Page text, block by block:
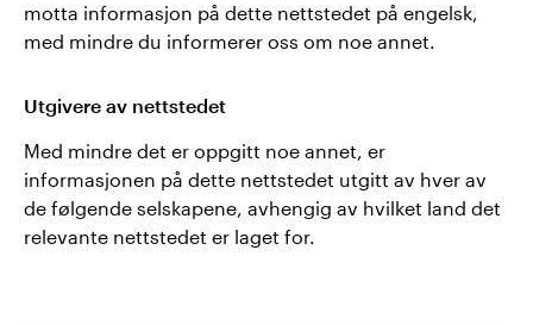
motta informasjon på dette nettstedet på engelsk,
med mindre du informerer oss om noe annet.
Utgivere av nettstedet
Med mindre det er oppgitt noe annet, er
informasjonen på dette nettstedet utgitt av hver av
de følgende selskapene, avhengig av hvilket land det
relevante nettstedet er laget for.